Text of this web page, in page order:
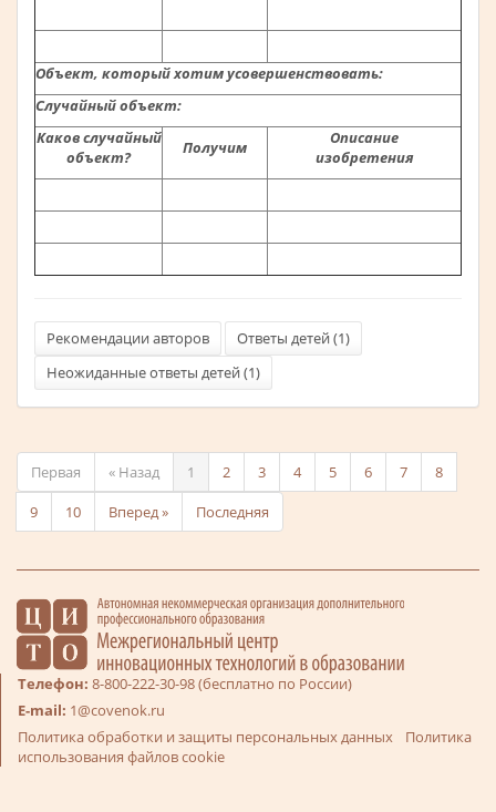
Объект, который хотим усовершенствовать:
Случайный объект:
Каков случайный
объект?
Получим
Описание
изобретения
Рекомендации авторов Ответы детей (1)
Неожиданные ответы детей (1)
Первая « Назад 1 2 3 4 5 6 7
8
9
10 Вперед » Последняя
Телефон: 8-800-222-30-98 (бесплатно по России)
E-mail: 1@covenok.ru
Политика обработки и защиты персональных данных
Политика
использования файлов cookie